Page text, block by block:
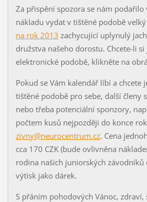
Za přispění spozora se nám
nákladu vydat v tištěné podobě
na rok 2013 zachycující uplynulý
družstva našeho dorostu. Chcete-li
elektronické podobě, klikněte na
Pokud se Vám kalendář líbí a chcete
tištěné podobě pro sebe, další členy
nebo třeba potenciální sponzory,
počtem kusů nejpozději do konce
zivny@neurocentrum.cz. Cena
cca 170 CZK (bude ovlivněna
rodina našich juniorských závodníků
výtisk jako dárek.
S přáním pohodových Vánoc,